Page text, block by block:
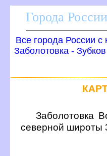
Города
се города России с
Заболотовка - Зубко
Заболотовка
северной широты